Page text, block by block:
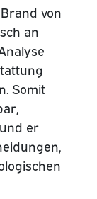
von
an
Somit
er